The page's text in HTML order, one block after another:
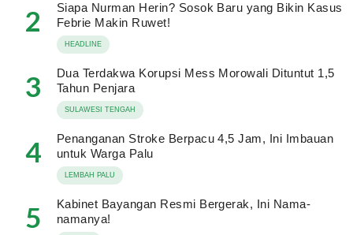
2
Siapa Nurman Herin? Sosok Baru yang Bikin Kasus
Febrie Makin Ruwet!
HEADLINE
3
Dua Terdakwa Korupsi Mess Morowali Dituntut 1,5
Tahun Penjara
SULAWESI TENGAH
4
Penanganan Stroke Berpacu 4,5 Jam, Ini Imbauan
untuk Warga Palu
LEMBAH PALU
5
Kabinet Bayangan Resmi Bergerak, Ini Nama-
namanya!